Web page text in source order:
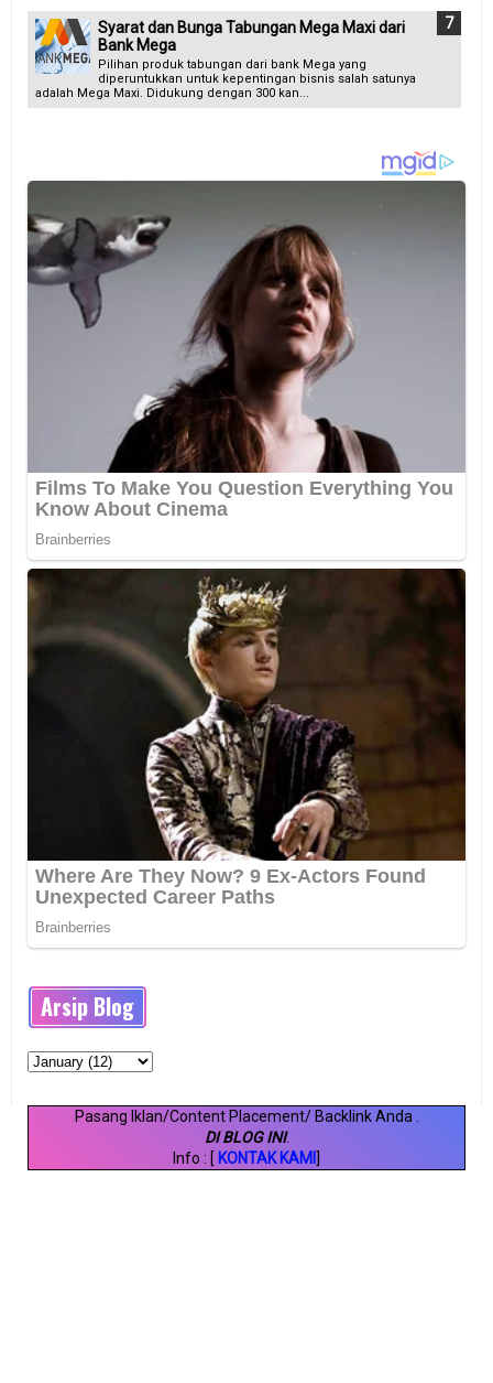
Syarat dan Bunga Tabungan Mega Maxi dari
Bank Mega
Pilihan produk tabungan dari bank Mega yang
diperuntukkan untuk kepentingan bisnis salah satunya
adalah Mega Maxi. Didukung dengan 300 kan...
Arsip Blog
Pasang Iklan/Content Placement/ Backlink Anda
DI BLOG INI.
Info : [ KONTAK KAMI ]